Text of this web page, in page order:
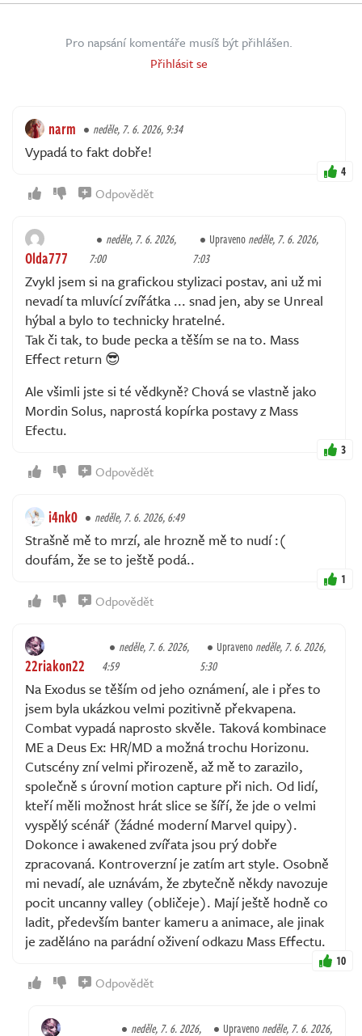
Pro napsání komentáře musíš být přihlášen.
Přihlásit se
narm neděle, 7. 6. 2026, 9:34
Vypadá to fakt dobře!
4
Odpovědět
Olda777
neděle, 7. 6. 2026,
7:00
Upravenoneděle, 7. 6. 2026,
7:03
Zvykl jsem si na grafickou stylizaci postav, ani už mi
nevadí ta mluvící zvířátka ... snad jen, aby se Unreal
hýbal a bylo to technicky hratelné.
Tak či tak, to bude pecka a těším se na to. Mass
Effect return 😎
Ale všimli jste si té vědkyně? Chová se vlastně jako
Mordin Solus, naprostá kopírka postavy z Mass
Efectu.
3
Odpovědět
i4nk0 neděle, 7. 6. 2026, 6:49
Strašně mě to mrzí, ale hrozně mě to nudí :(
doufám, že se to ještě podá..
1
Odpovědět
22riakon22
neděle, 7. 6. 2026,
4:59
Upravenoneděle, 7. 6. 2026,
5:30
Na Exodus se těším od jeho oznámení, ale i přes to
jsem byla ukázkou velmi pozitivně překvapena.
Combat vypadá naprosto skvěle. Taková kombinace
ME a Deus Ex: HR/MD a možná trochu Horizonu.
Cutscény zní velmi přirozeně, až mě to zarazilo,
společně s úrovní motion capture při nich. Od lidí,
kteří měli možnost hrát slice se šíří, že jde o velmi
vyspělý scénář (žádné moderní Marvel quipy).
Dokonce i awakened zvířata jsou prý dobře
zpracovaná. Kontroverzní je zatím art style. Osobně
mi nevadí, ale uznávám, že zbytečně někdy navozuje
pocit uncanny valley (obličeje). Mají ještě hodně co
ladit, především banter kameru a animace, ale jinak
je zaděláno na parádní oživení odkazu Mass Effectu.
10
Odpovědět
neděle, 7. 6. 2026, Upravenoneděle, 7. 6. 2026,